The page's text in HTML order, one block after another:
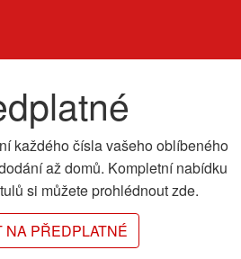
každého čísla vašeho oblíbeného
až domů. Kompletní nabídku
si můžete prohlédnout zde.
NA PŘEDPLATNÉ